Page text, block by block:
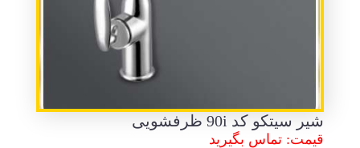
شیر سیتکو کد 90i ظرفشویی
قیمت: تماس بگیرید